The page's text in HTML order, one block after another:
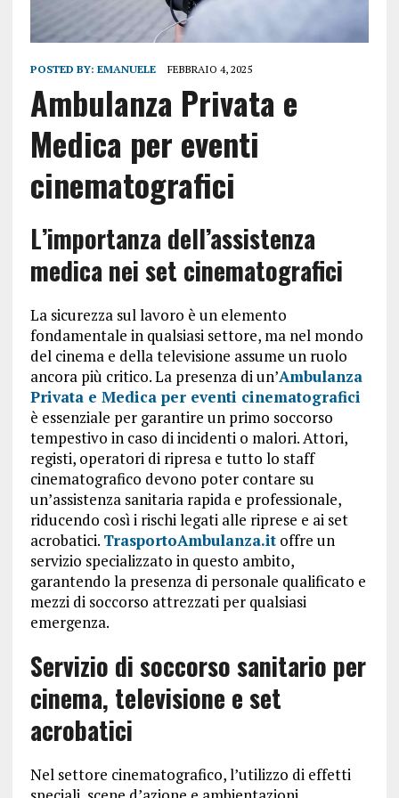
POSTED BY: EMANUELE FEBBRAIO 4, 2025
Ambulanza Privata e
Medica per eventi
cinematografici
L’importanza dell’assistenza
medica nei set cinematografici
La sicurezza sul lavoro è un elemento
fondamentale in qualsiasi settore, ma nel mondo
del cinema e della televisione assume un ruolo
ancora più critico. La presenza di un’Ambulanza
Privata e Medica per eventi cinematografici
è essenziale per garantire un primo soccorso
tempestivo in caso di incidenti o malori. Attori,
registi, operatori di ripresa e tutto lo staff
cinematografico devono poter contare su
un’assistenza sanitaria rapida e professionale,
riducendo così i rischi legati alle riprese e ai set
acrobatici. TrasportoAmbulanza.itoffre un
servizio specializzato in questo ambito,
garantendo la presenza di personale qualificato e
mezzi di soccorso attrezzati per qualsiasi
emergenza.
Servizio di soccorso sanitario per
cinema, televisione e set
acrobatici
Nel settore cinematografico, l’utilizzo di effetti